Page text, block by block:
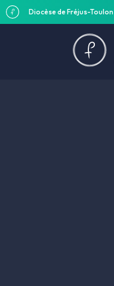
Diocèse de Fréjus-Toulon